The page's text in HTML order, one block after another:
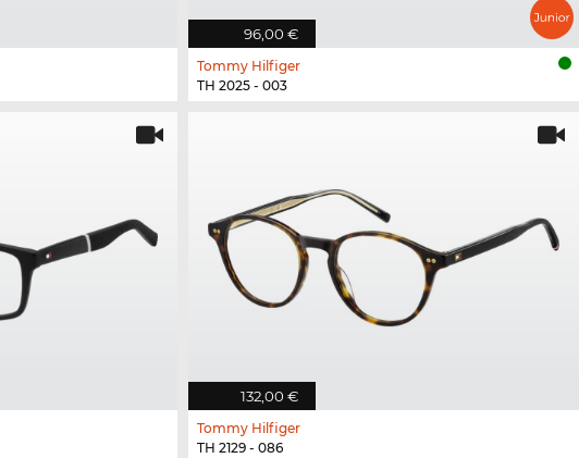
96,00 €
Tommy Hilfiger
TH 2025 - 003
132,00 €
Tommy Hilfiger
TH 2129 - 086